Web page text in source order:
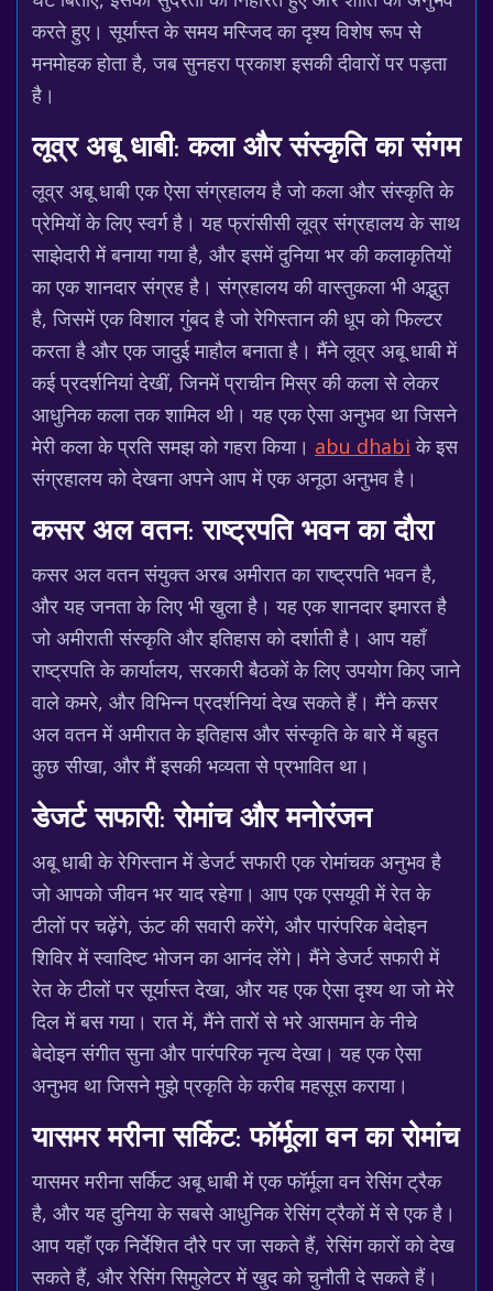
करते हुए। सूर्यास्त के समय मस्जिद का दृश्य विशेष रूप से
मनमोहक होता है, जब सुनहरा प्रकाश इसकी दीवारों पर पड़ता
है।
लूव्र अबू धाबी: कला और संस्कृति का संगम
लूव्र अबू धाबी एक ऐसा संग्रहालय है जो कला और संस्कृति के
प्रेमियों के लिए स्वर्ग है। यह फ्रांसीसी लूव्र संग्रहालय के साथ
साझेदारी में बनाया गया है, और इसमें दुनिया भर की कलाकृतियों
का एक शानदार संग्रह है। संग्रहालय की वास्तुकला भी अद्भुत
है, जिसमें एक विशाल गुंबद है जो रेगिस्तान की धूप को फिल्टर
करता है और एक जादुई माहौल बनाता है। मैंने लूव्र अबू धाबी में
कई प्रदर्शनियां देखीं, जिनमें प्राचीन मिस्र की कला से लेकर
आधुनिक कला तक शामिल थी। यह एक ऐसा अनुभव था जिसने
मेरी कला के प्रति समझ को गहरा किया। abu dhabi के इस
संग्रहालय को देखना अपने आप में एक अनूठा अनुभव है।
कसर अल वतन: राष्ट्रपति भवन का दौरा
कसर अल वतन संयुक्त अरब अमीरात का राष्ट्रपति भवन है,
और यह जनता के लिए भी खुला है। यह एक शानदार इमारत है
जो अमीराती संस्कृति और इतिहास को दर्शाती है। आप यहाँ
राष्ट्रपति के कार्यालय, सरकारी बैठकों के लिए उपयोग किए जाने
वाले कमरे, और विभिन्न प्रदर्शनियां देख सकते हैं। मैंने कसर
अल वतन में अमीरात के इतिहास और संस्कृति के बारे में बहुत
कुछ सीखा, और मैं इसकी भव्यता से प्रभावित था।
डेजर्ट सफारी: रोमांच और मनोरंजन
अबू धाबी के रेगिस्तान में डेजर्ट सफारी एक रोमांचक अनुभव है
जो आपको जीवन भर याद रहेगा। आप एक एसयूवी में रेत के
टीलों पर चढ़ेंगे, ऊंट की सवारी करेंगे, और पारंपरिक बेदोइन
शिविर में स्वादिष्ट भोजन का आनंद लेंगे। मैंने डेजर्ट सफारी में
रेत के टीलों पर सूर्यास्त देखा, और यह एक ऐसा दृश्य था जो मेरे
दिल में बस गया। रात में, मैंने तारों से भरे आसमान के नीचे
बेदोइन संगीत सुना और पारंपरिक नृत्य देखा। यह एक ऐसा
अनुभव था जिसने मुझे प्रकृति के करीब महसूस कराया।
यासमर मरीना सर्किट: फॉर्मूला वन का रोमांच
यासमर मरीना सर्किट अबू धाबी में एक फॉर्मूला वन रेसिंग ट्रैक
है, और यह दुनिया के सबसे आधुनिक रेसिंग ट्रैकों में से एक है।
आप यहाँ एक निर्देशित दौरे पर जा सकते हैं, रेसिंग कारों को देख
सकते हैं, और रेसिंग सिमुलेटर में खुद को चुनौती दे सकते हैं।